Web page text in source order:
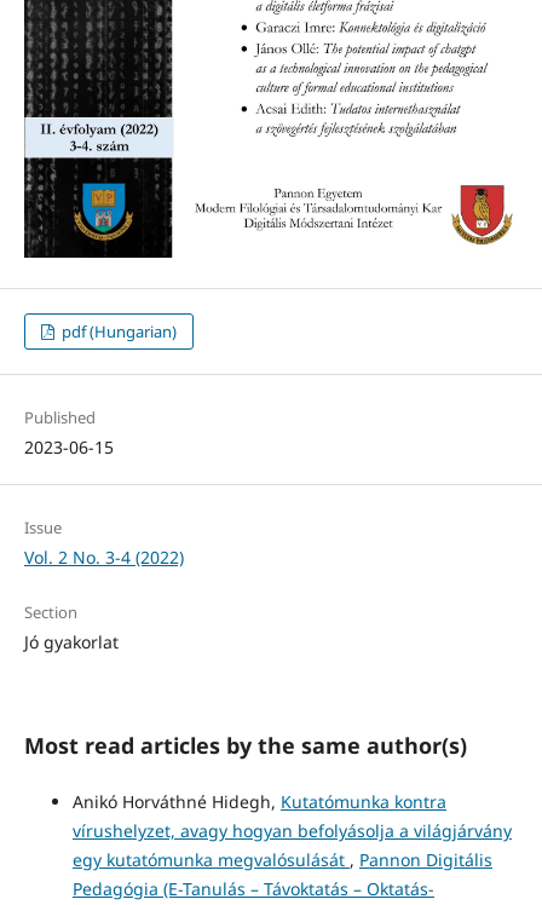
pdf (Hungarian)
Published
2023-06-15
Issue
Vol. 2 No. 3-4 (2022)
Section
Jó gyakorlat
Most read articles by the same author(s)
Anikó Horváthné Hidegh, Kutatómunka kontra
vírushelyzet, avagy hogyan befolyásolja a világjárvány
egy kutatómunka megvalósulását , Pannon Digitális
Pedagógia (E-Tanulás – Távoktatás – Oktatás-